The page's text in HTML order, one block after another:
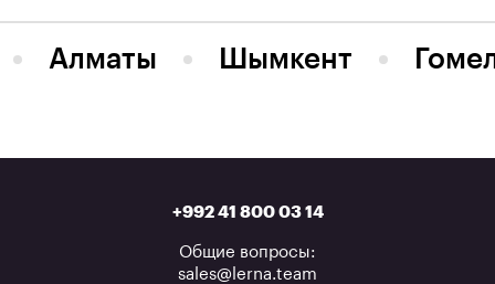
Алматы Шымкент
+992 41 800 03 14
Общие вопросы:
sales@lerna.team